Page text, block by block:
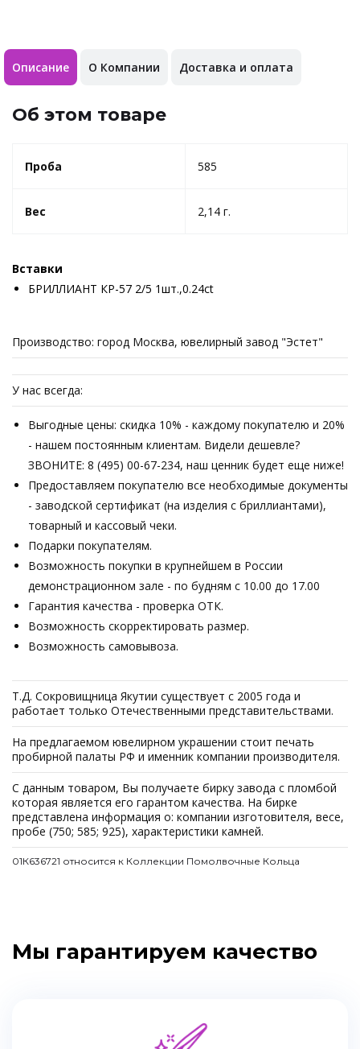
Описание О Компании Доставка и оплата
Об этом товаре
Проба 585
Вес 2,14 г.
Вставки
БРИЛЛИАНТ КР-57 2/5 1шт.,0.24ct
Производство: город Москва, ювелирный завод "Эстет"
У нас всегда:
Выгодные цены: скидка 10% - каждому покупателю и 20%
- нашем постоянным клиентам. Видели дешевле?
ЗВОНИТЕ: 8 (495) 00-67-234, наш ценник будет еще ниже!
Предоставляем покупателю все необходимые документы
- заводской сертификат (на изделия с бриллиантами),
товарный и кассовый чеки.
Подарки покупателям.
Возможность покупки в крупнейшем в России
демонстрационном зале - по будням с 10.00 до 17.00
Гарантия качества - проверка ОТК.
Возможность скорректировать размер.
Возможность самовывоза.
Т.Д. Сокровищница Якутии существует с 2005 года и
работает только Отечественными представительствами.
На предлагаемом ювелирном украшении стоит печать
пробирной палаты РФ и именник компании производителя.
С данным товаром, Вы получаете бирку завода с пломбой
которая является его гарантом качества. На бирке
представлена информация о: компании изготовителя, весе,
пробе (750; 585; 925), характеристики камней.
01К636721 относится к Коллекции Помолвочные Кольца
Мы гарантируем качество